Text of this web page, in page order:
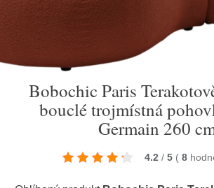
Bobochic Paris
bouclé trojmístná
Germain 260
4.2 / 5 ( 8